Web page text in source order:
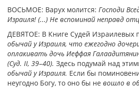
ВОСЬМОЕ: Варух молится: Господи
Израиля! (...) Не вспоминай неправд
ДЕВЯТОЕ: В Книге Судей Израилевых
обычай у Израиля, что ежегодно
оплакивать дочь Иеффая
(Суд. II, 39–40). Здесь подумай над
обычай у Израиля. Если бы
неугодно Богу, то оно бы не вошло в